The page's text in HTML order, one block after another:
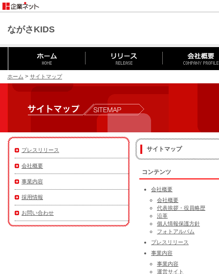
ながさKIDS
ホーム > サイトマップ
プレスリリース
会社概要
事業内容
採用情報
お問い合わせ
サイトマップ
コンテンツ
会社概要
会社概要
代表挨拶・役員略歴
沿革
個人情報保護方針
フォトアルバム
プレスリリース
事業内容
事業内容
運営サイト